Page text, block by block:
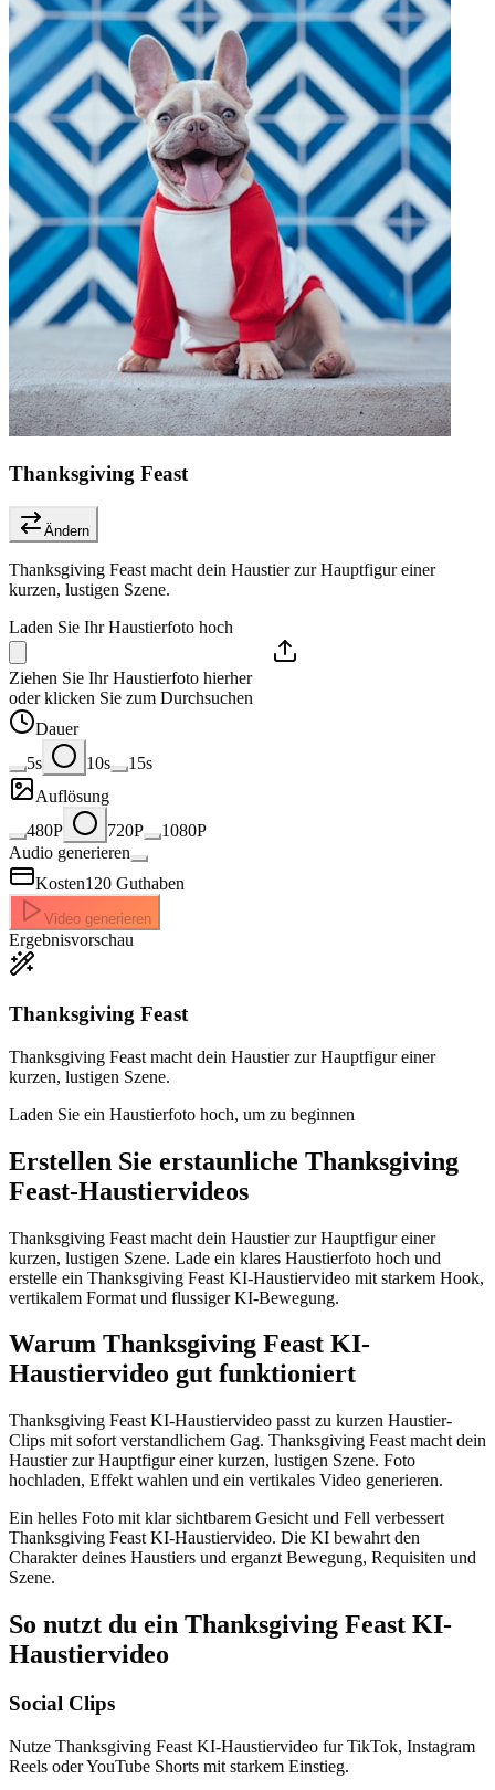
Thanksgiving Feast
Ändern
Thanksgiving Feast macht dein Haustier zur Hauptfigur einer
kurzen, lustigen Szene.
Laden Sie Ihr Haustierfoto hoch
Ziehen Sie Ihr Haustierfoto hierher
oder klicken Sie zum Durchsuchen
Dauer
5s
10s
15s
Auflösung
480P
720P
1080P
Audio generieren
Kosten120 Guthaben
Video generieren
Ergebnisvorschau
Thanksgiving Feast
Thanksgiving Feast macht dein Haustier zur Hauptfigur einer
kurzen, lustigen Szene.
Laden Sie ein Haustierfoto hoch, um zu beginnen
Erstellen Sie erstaunliche Thanksgiving
Feast-Haustiervideos
Thanksgiving Feast macht dein Haustier zur Hauptfigur einer
kurzen, lustigen Szene. Lade ein klares Haustierfoto hoch und
erstelle ein Thanksgiving Feast KI-Haustiervideo mit starkem Hook,
vertikalem Format und flussiger KI-Bewegung.
Warum Thanksgiving Feast KI-
Haustiervideo gut funktioniert
Thanksgiving Feast KI-Haustiervideo passt zu kurzen Haustier-
Clips mit sofort verstandlichem Gag. Thanksgiving Feast macht dein
Haustier zur Hauptfigur einer kurzen, lustigen Szene. Foto
hochladen, Effekt wahlen und ein vertikales Video generieren.
Ein helles Foto mit klar sichtbarem Gesicht und Fell verbessert
Thanksgiving Feast KI-Haustiervideo. Die KI bewahrt den
Charakter deines Haustiers und erganzt Bewegung, Requisiten und
Szene.
So nutzt du ein Thanksgiving Feast KI-
Haustiervideo
Social Clips
Nutze Thanksgiving Feast KI-Haustiervideo fur TikTok, Instagram
Reels oder YouTube Shorts mit starkem Einstieg.